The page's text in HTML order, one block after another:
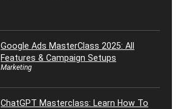
Google Ads MasterClass 2025: All
Features & Campaign Setups
Marketing
ChatGPT Masterclass: Learn How To